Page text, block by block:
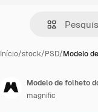
Início/stock/PSD/Modelo
Modelo de folheto
magnific